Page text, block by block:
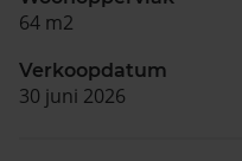
64 m2
Verkoopdatum
30 juni 2026